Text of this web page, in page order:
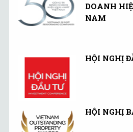
DOANH
NAM
HỘI NGHỊ
HỘI NGHỊ